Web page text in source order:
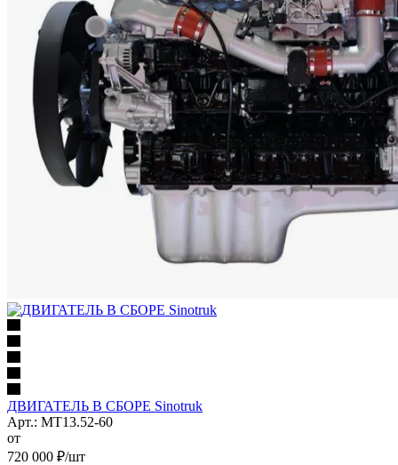
ДВИГАТЕЛЬ В СБОРЕ Sinotruk
Арт.: MT13.52-60
от
720 000 ₽/шт